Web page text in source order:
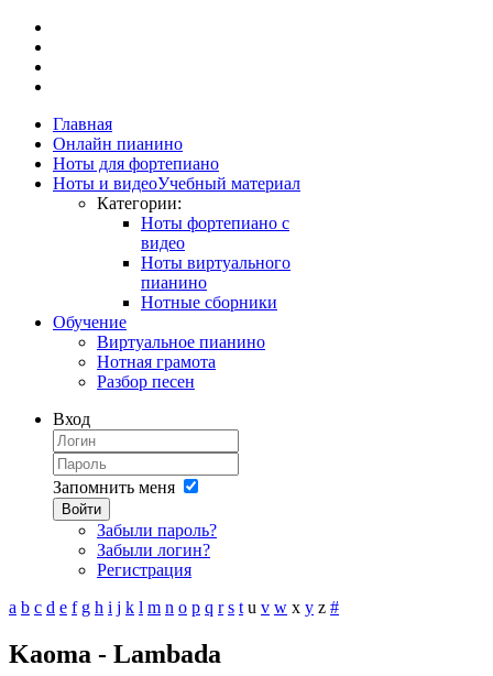
Главная
Онлайн пианино
Ноты для фортепиано
Ноты и видеоУчебный материал
Категории:
Ноты фортепиано с
видео
Ноты виртуального
пианино
Нотные сборники
Обучение
Виртуальное пианино
Нотная грамота
Разбор песен
Вход
Запомнить меня
Войти
Забыли пароль?
Забыли логин?
Регистрация
a b c d e f g h i j k l m n o p q r s t u v w x y z #
Kaoma - Lambada